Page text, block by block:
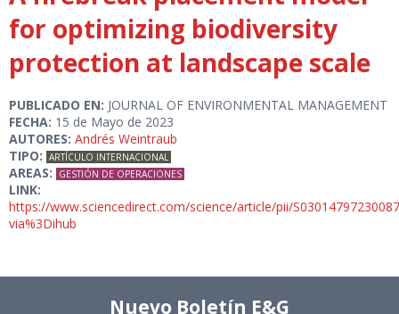
for optimizing biodiversity
protection at landscape scale
PUBLICADO EN: JOURNAL OF ENVIRONMENTAL MANAGEMENT
FECHA: 15 de Mayo de 2023
AUTORES: Andrés Weintraub
TIPO: ARTÍCULO INTERNACIONAL
AREAS: GESTIÓN DE OPERACIONES
LINK:
https://www.sciencedirect.com/science/article/pii/
via%3Dihub
Nuevo Boletín E&G